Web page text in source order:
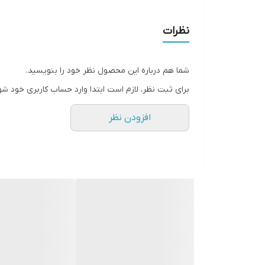
نظرات
شما هم درباره این محصول نظر خود را بنویسید.
برای ثبت نظر، لازم است ابتدا وارد حساب کاربری خود
افزودن نظر